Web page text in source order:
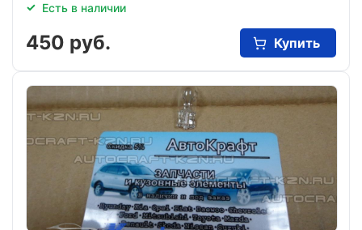
Есть в наличии
450 руб. Купить